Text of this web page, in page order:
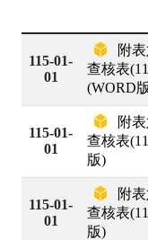
115-01-
01
附
查核表
(WORD
115-01-
01
附
查核表
版)
115-01-
01
附
查核表
版)